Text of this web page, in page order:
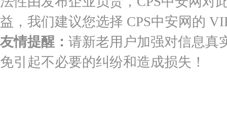
益，我们建议您选择 CPS中安网的
友情提醒： 请新老用户加强对信息真
免引起不必要的纠纷和造成损失！